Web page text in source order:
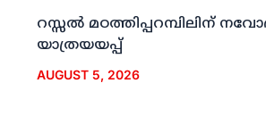
റസ്സല്‍ മഠത്തിപ്പറമ്പിലിന്
യാത്രയയപ്പ്
AUGUST 5, 2026